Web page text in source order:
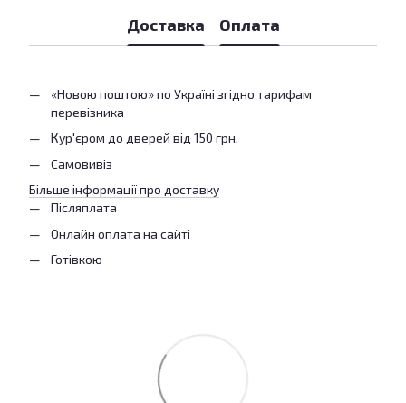
Доставка Оплата
«Новою поштою» по Україні згідно тарифам
перевізника
Кур'єром до дверей від 150 грн.
Самовивіз
Більше інформації про доставку
Післяплата
Онлайн оплата на сайті
Готівкою